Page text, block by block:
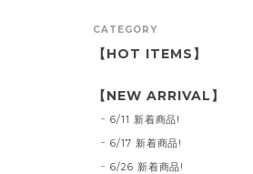
CATEGORY
【HOT ITEMS】
【NEW ARRIVAL】
6/11 新着商品!
6/17 新着商品!
6/26 新着商品!